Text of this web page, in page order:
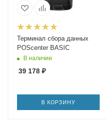
Терминал сбора данных
POScenter BASIC
В наличии
39 178 ₽
В КОРЗИНУ